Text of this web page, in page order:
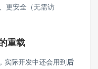
更安全（无需访
重载
实际开发中还会用到后